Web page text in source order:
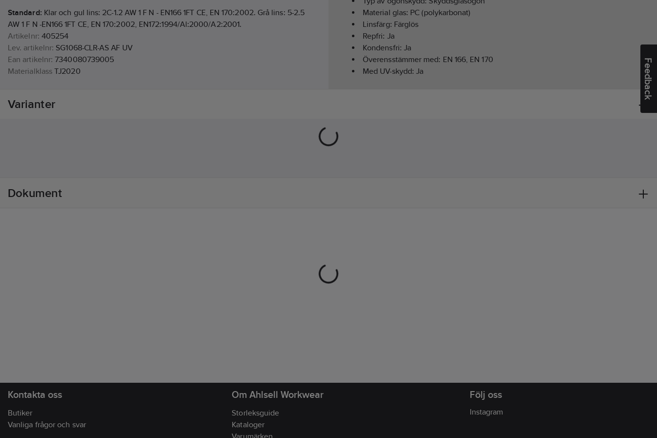
Feedback
Standard: Klar och gul lins: 2C-1.2 AW 1 F N - EN166 1FT CE, EN 170:2002. Grå lins: 5-2.5
AW 1 F N -EN166 1FT CE, EN 170:2002, EN172:1994/Al:2000/A2:2001.
Artikelnr: 405254
Lev. artikelnr: SG1068-CLR-AS AF UV
Ean artikelnr: 7340080739005
Materialklass TJ2020
Material glas: PC (polykarbonat)
Linsfärg: Färglös
Repfri: Ja
Kondensfri: Ja
Överensstämmer med: EN 166, EN 170
Med UV-skydd:Ja
Varianter
Dokument
Kontakta oss
Butiker
Vanliga frågor och svar
Om Ahlsell Workwear
Storleksguide
Kataloger
Följ oss
Instagram